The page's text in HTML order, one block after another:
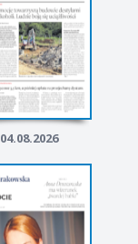
04.08.2026